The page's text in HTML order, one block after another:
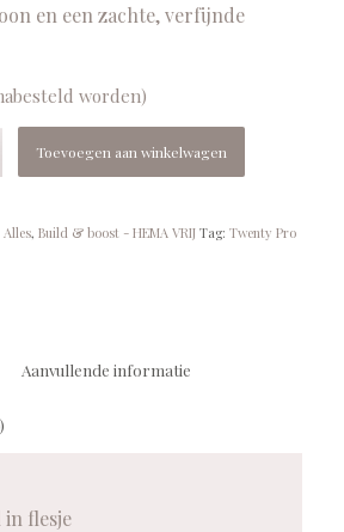
en een zachte, verfijnde
worden)
Toevoegen aan winkelwagen
Alles, Build & boost - HEMA VRIJ Tag: Twenty Pro
Aanvullende informatie
flesje